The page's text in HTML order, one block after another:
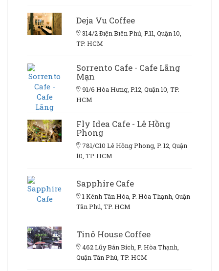
Deja Vu Coffee
314/2 Điện Biên Phủ, P.11, Quận 10,
TP. HCM
Sorrento Cafe - Cafe Lãng
Mạn
91/6 Hòa Hưng, P.12, Quận 10, TP.
HCM
Fly Idea Cafe - Lê Hồng
Phong
781/C10 Lê Hồng Phong, P. 12, Quận
10, TP. HCM
Sapphire Cafe
1 Kênh Tân Hóa, P. Hòa Thạnh, Quận
Tân Phú, TP. HCM
Tinô House Coffee
462 Lũy Bán Bích, P. Hòa Thạnh,
Quận Tân Phú, TP. HCM